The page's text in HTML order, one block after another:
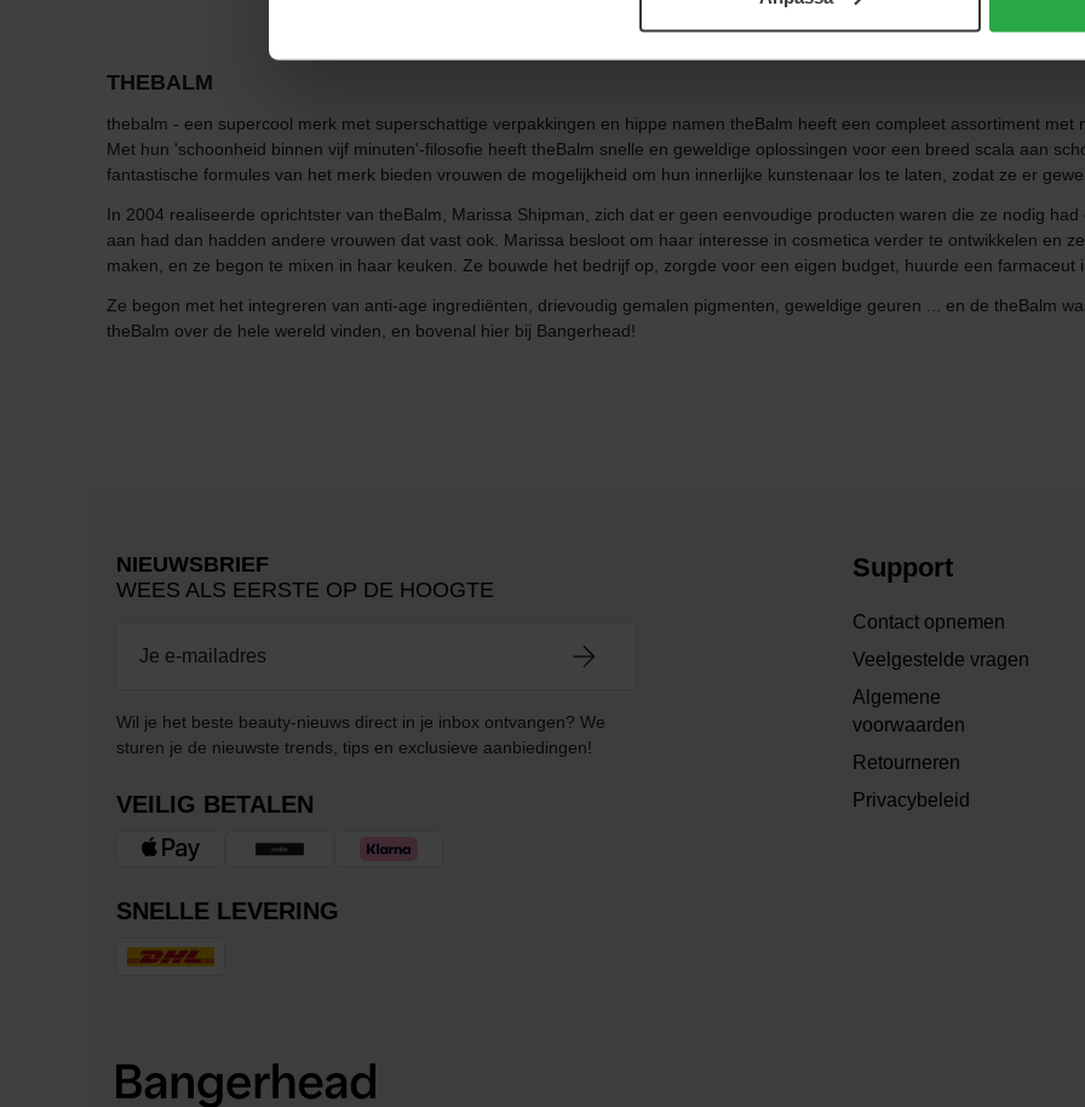
THEBALM
thebalm - een supercool merk met superschattige verpakkingen en hippe namen theBalm heeft een compleet assortiment
Met hun 'schoonheid binnen vijf minuten'-filosofie heeft theBalm snelle en geweldige oplossingen voor een breed scala aan
fantastische formules van het merk bieden vrouwen de mogelijkheid om hun innerlijke kunstenaar los te laten, zodat ze er
In 2004 realiseerde oprichtster van theBalm, Marissa Shipman, zich dat er geen eenvoudige producten waren die ze nodig
aan had dan hadden andere vrouwen dat vast ook. Marissa besloot om haar interesse in cosmetica verder te ontwikkelen en
maken, en ze begon te mixen in haar keuken. Ze bouwde het bedrijf op, zorgde voor een eigen budget, huurde een farmaceut
Ze begon met het integreren van anti-age ingrediënten, drievoudig gemalen pigmenten, geweldige geuren ... en de theBalm
theBalm over de hele wereld vinden, en bovenal hier bij Bangerhead!
NIEUWSBRIEF
WEES ALS EERSTE OP DE HOOGTE
Wil je het beste beauty-nieuws direct in je inbox ontvangen? We
sturen je de nieuwste trends, tips en exclusieve aanbiedingen!
VEILIG BETALEN
SNELLE LEVERING
Support
Contact opnemen
Veelgestelde vragen
Algemene
voorwaarden
Retourneren
Privacybeleid